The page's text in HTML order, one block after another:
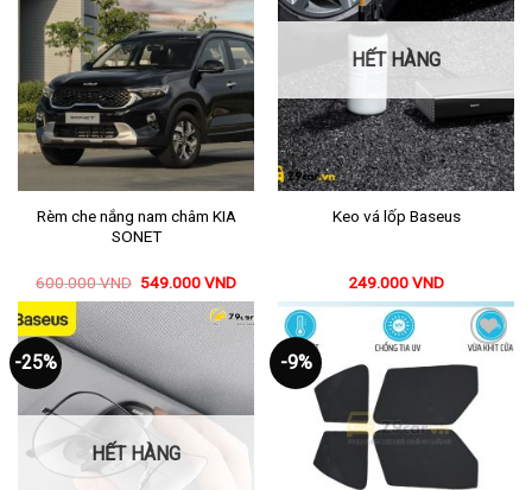
thích
Rèm che nắng nam châm KIA
SONET
600.000VND 549.000VND
Mua ngay
thích
HẾT HÀNG
Keo vá lốp Baseus
249.000VND
Mua ngay
-25%
Thêm
vào
yêu
thích
HẾT HÀNG
-9%
Thêm
vào
yêu
thích